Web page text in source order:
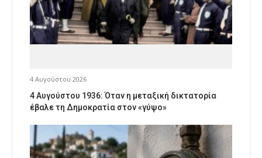
4 Αυγούστου 2026
4 Αυγούστου 1936: Όταν η μεταξική δικτατορία
έβαλε τη Δημοκρατία στον «γύψο»